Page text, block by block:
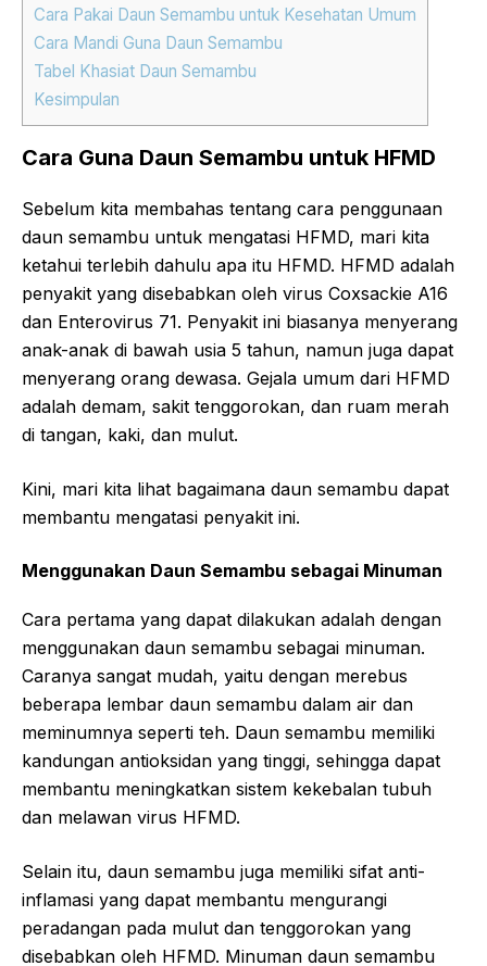
Cara Pakai Daun Semambu untuk Kesehatan Umum
Cara Mandi Guna Daun Semambu
Tabel Khasiat Daun Semambu
Kesimpulan
Cara Guna Daun Semambu untuk HFMD
Sebelum kita membahas tentang cara penggunaan
daun semambu untuk mengatasi HFMD, mari kita
ketahui terlebih dahulu apa itu HFMD. HFMD adalah
penyakit yang disebabkan oleh virus Coxsackie A16
dan Enterovirus 71. Penyakit ini biasanya menyerang
anak-anak di bawah usia 5 tahun, namun juga dapat
menyerang orang dewasa. Gejala umum dari HFMD
adalah demam, sakit tenggorokan, dan ruam merah
di tangan, kaki, dan mulut.
Kini, mari kita lihat bagaimana daun semambu dapat
membantu mengatasi penyakit ini.
Menggunakan Daun Semambu sebagai Minuman
Cara pertama yang dapat dilakukan adalah dengan
menggunakan daun semambu sebagai minuman.
Caranya sangat mudah, yaitu dengan merebus
beberapa lembar daun semambu dalam air dan
meminumnya seperti teh. Daun semambu memiliki
kandungan antioksidan yang tinggi, sehingga dapat
membantu meningkatkan sistem kekebalan tubuh
dan melawan virus HFMD.
Selain itu, daun semambu juga memiliki sifat anti-
inflamasi yang dapat membantu mengurangi
peradangan pada mulut dan tenggorokan yang
disebabkan oleh HFMD. Minuman daun semambu